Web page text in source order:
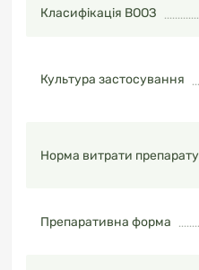
Класифікація ВООЗ
Культура застосування
Норма витрати препарату
Препаративна форма